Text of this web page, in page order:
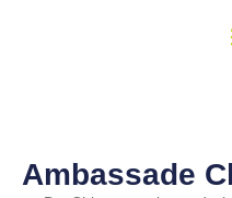
Ambassade